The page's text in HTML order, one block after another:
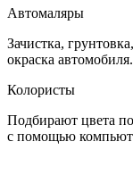
Автомаляры
Зачистка,
окраска автомобиля.
Колористы
Подбирают цвета
с помощью